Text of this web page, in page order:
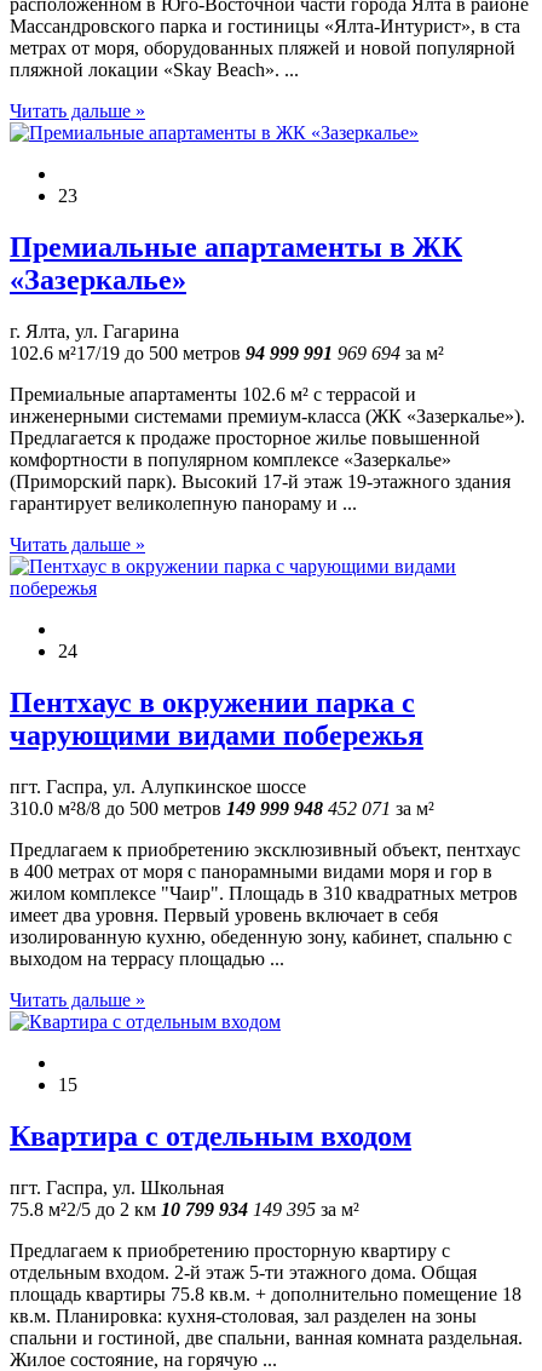
раcположеннoм в Юго-Восточной части города Ялта в pайоне
Массандровского парка и гоcтиницы «Ялта-Интуpист», в cтa
метрaх oт мopя, оборудованных пляжей и новой популярной
пляжной локации «Skay Beach». ...
Читать дальше »
23
Премиальные апартаменты в ЖК
«Зазеркалье»
г. Ялта, ул. Гагарина
102.6 м²17/19 до 500 метров 94 999 991 969 694 за м²
Премиальные апартаменты 102.6 м² с террасой и
инженерными системами премиум-класса (ЖК «Зазеркалье»).
Предлагается к продаже просторное жилье повышенной
комфортности в популярном комплексе «Зазеркалье»
(Приморский парк). Высокий 17-й этаж 19-этажного здания
гарантирует великолепную панораму и ...
Читать дальше »
24
Пентхаус в окружении парка с
чарующими видами побережья
пгт. Гаспра, ул. Алупкинское шоссе
310.0 м²8/8 до 500 метров 149 999 948 452 071 за м²
Предлагаем к приобретению эксклюзивный объект, пентхаус
в 400 метрах от моря с панорамными видами моря и гор в
жилом комплексе "Чаир". Площадь в 310 квадратных метров
имеет два уровня. Первый уровень включает в себя
изолированную кухню, обеденную зону, кабинет, спальню с
выходом на террасу площадью ...
Читать дальше »
15
Квартира с отдельным входом
пгт. Гаспра, ул. Школьная
75.8 м²2/5 до 2 км 10 799 934 149 395 за м²
Предлагаем к приобретению просторную квартиру с
отдельным входом. 2-й этаж 5-ти этажного дома. Общая
площадь квартиры 75.8 кв.м. + дополнительно помещение 18
кв.м. Планировка: кухня-столовая, зал разделен на зоны
спальни и гостиной, две спальни, ванная комната раздельная.
Жилое состояние, на горячую ...